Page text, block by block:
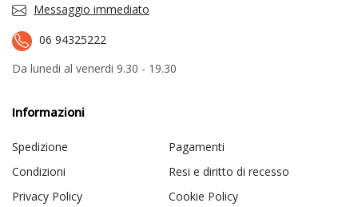
Messaggio immediato
06 94325222
Da lunedi al venerdi 9.30 - 19.30
Informazioni
Spedizione
Pagamenti
Condizioni
Resi e diritto di recesso
Privacy Policy
Cookie Policy